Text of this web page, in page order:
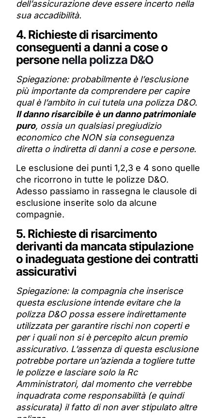
dell’assicurazione deve essere incerto nella
sua accadibilità.
4. Richieste di risarcimento
conseguenti a danni a cose o
persone nella polizza D&O
Spiegazione: probabilmente è l’esclusione
più importante da comprendere per capire
qual è l’ambito in cui tutela una polizza D&O.
Il danno risarcibile è un danno patrimoniale
puro, ossia un qualsiasi pregiudizio
economico che NON sia conseguenza
diretta o indiretta di danni a cose e persone.
Le esclusione dei punti 1,2,3 e 4 sono quelle
che ricorrono in tutte le polizze D&O.
Adesso passiamo in rassegna le clausole di
esclusione inserite solo da alcune
compagnie.
5. Richieste di risarcimento
derivanti da mancata stipulazione
o inadeguata gestione dei contratti
assicurativi
Spiegazione: la compagnia che inserisce
questa esclusione intende evitare che la
polizza D&O possa essere indirettamente
utilizzata per garantire rischi non coperti e
per i quali non si è percepito alcun premio
assicurativo. L’assenza di questa esclusione
potrebbe portare un’azienda a togliere tutte
le polizze e lasciare solo la Rc
Amministratori, dal momento che verrebbe
inquadrata come responsabilità (e quindi
assicurata) il fatto di non aver stipulato altre